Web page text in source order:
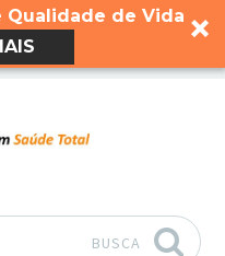
Qualidade de Vida
BUSCA